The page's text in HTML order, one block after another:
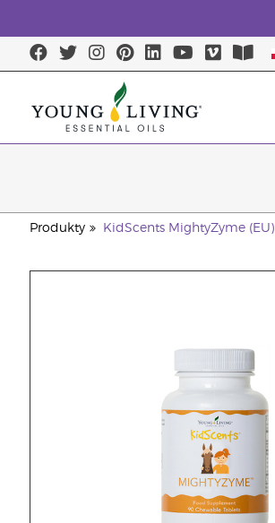
Produkty KidScents MightyZyme (EU)